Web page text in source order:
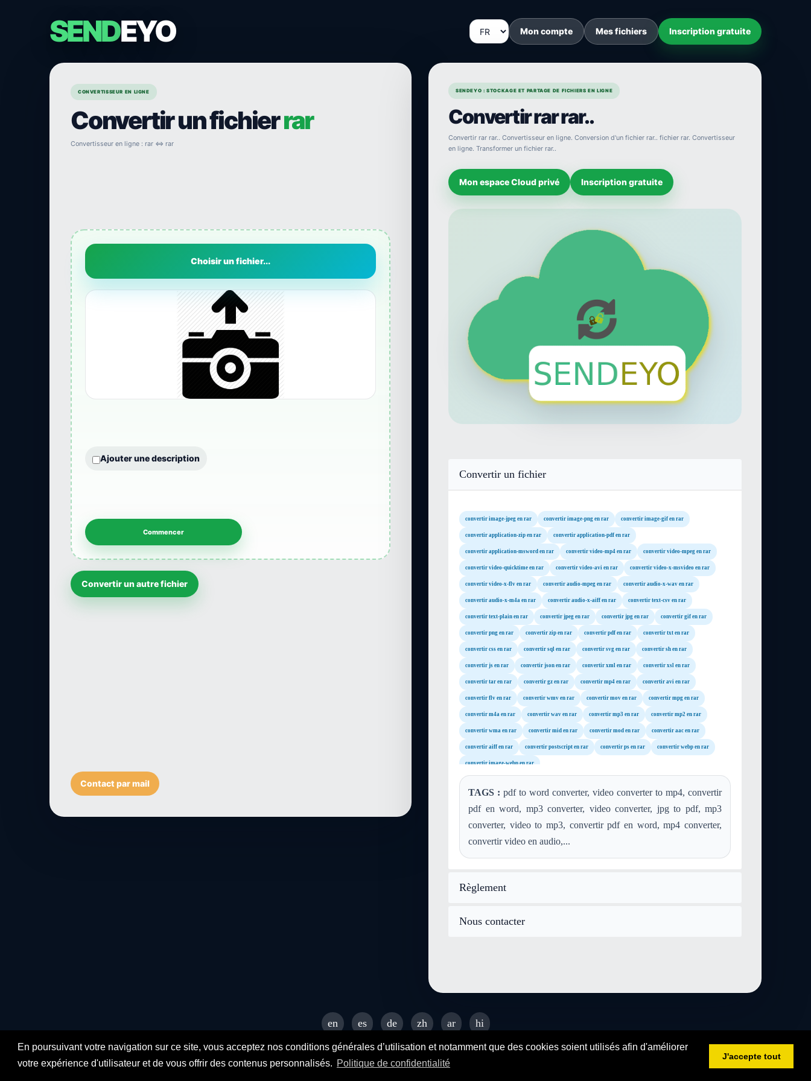
En poursuivant votre navigation sur ce site, vous acceptez nos conditions générales d’utilisation et notamment que des cookies soient utilisés afin d'améliorer
votre expérience d'utilisateur et de vous offrir des contenus personnalisés. Politique de confidentialité
J'accepte tout
SENDEYO Mon compte Mes fichiers Inscription gratuite
CONVERTISSEUR EN LIGNE
Convertir un fichierrar
Convertisseur en ligne : rar ⇔ rar
Choisir un fichier...
Ajouter une description
Convertir un autre fichier
Contact par mail
SENDEYO : STOCKAGE ET PARTAGE DE FICHIERS EN LIGNE
Convertir rar rar..
Convertir rar rar.. Convertisseur en ligne. Conversion d'un fichier rar.. fichier rar. Convertisseur
en ligne. Transformer un fichier rar..
Mon espace Cloud privé Inscription gratuite
Convertir un fichier
convertir image-jpeg en rar convertir image-png en rar convertir image-gif en rar
convertir application-zip en rar convertir application-pdf en rar
convertir application-msword en rar convertir video-mp4 en rar convertir video-mpeg en rar
convertir video-quicktime en rar convertir video-avi en rar convertir video-x-msvideo en rar
convertir video-x-flv en rar convertir audio-mpeg en rar convertir audio-x-wav en rar
convertir audio-x-m4a en rar convertir audio-x-aiff en rar convertir text-csv en rar
convertir text-plain en rar convertir jpeg en rar convertir jpg en rar convertir gif en rar
convertir png en rar convertir zip en rar convertir pdf en rar convertir txt en rar
convertir css en rar convertir sql en rar convertir svg en rar convertir sh en rar
convertir js en rar convertir json en rar convertir xml en rar convertir xsl en rar
convertir tar en rar convertir gz en rar convertir mp4 en rar convertir avi en rar
convertir flv en rar convertir wmv en rar convertir mov en rar convertir mpg en rar
convertir m4a en rar convertir wav en rar convertir mp3 en rar convertir mp2 en rar
convertir wma en rar convertir mid en rar convertir mod en rar convertir aac en rar
convertir aiff en rar convertir postscript en rar convertir ps en rar convertir webp en rar
convertir image-webp en rar
TAGS : pdf to word converter, video converter to mp4, convertir
pdf en word, mp3 converter, video converter, jpg to pdf, mp3
converter, video to mp3, convertir pdf en word, mp4 converter,
convertir video en audio,...
Règlement
Nous contacter
en es de zh ar
hi
© 2026 SENDEYO - All rights reserved